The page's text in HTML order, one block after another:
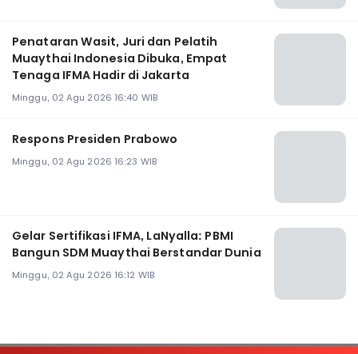
Penataran Wasit, Juri dan Pelatih
Muaythai Indonesia Dibuka, Empat
Tenaga IFMA Hadir di Jakarta
Minggu, 02 Agu 2026 16:40 WIB
Respons Presiden Prabowo
Minggu, 02 Agu 2026 16:23 WIB
Gelar Sertifikasi IFMA, LaNyalla: PBMI
Bangun SDM Muaythai Berstandar Dunia
Minggu, 02 Agu 2026 16:12 WIB